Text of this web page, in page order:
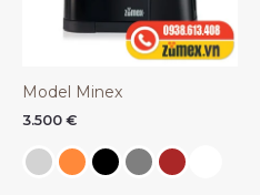
Model Minex
3.500 €